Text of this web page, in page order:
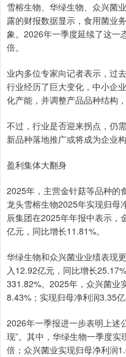
雪榕生物、华绿生物、众兴菌
露的财报数据显示，食用菌业
象。2026年一季度延续了这一
倍。
业内多位专家向记者表示，过
行业经历了巨大变化，中小企
化产能，并调整产品品种结构
不过，行业是否迎来拐点，仍
新品种落地推广或将成为企业
盈利集体大翻身
2025年，主营金针菇等品种的
龙头雪榕生物2025年实现归母
辰集团在2025年年报中表示，
亿元，同比增长11.81%。
华绿生物和众兴菌业业绩表现
入12.92亿元，同比增长
331.82%。2025年，众兴菌业
8.43%；实现归母净利润3.35
2026年一季报进一步表明上述
现”。其中，华绿生物一季度
倍；众兴菌业实现归母净利润